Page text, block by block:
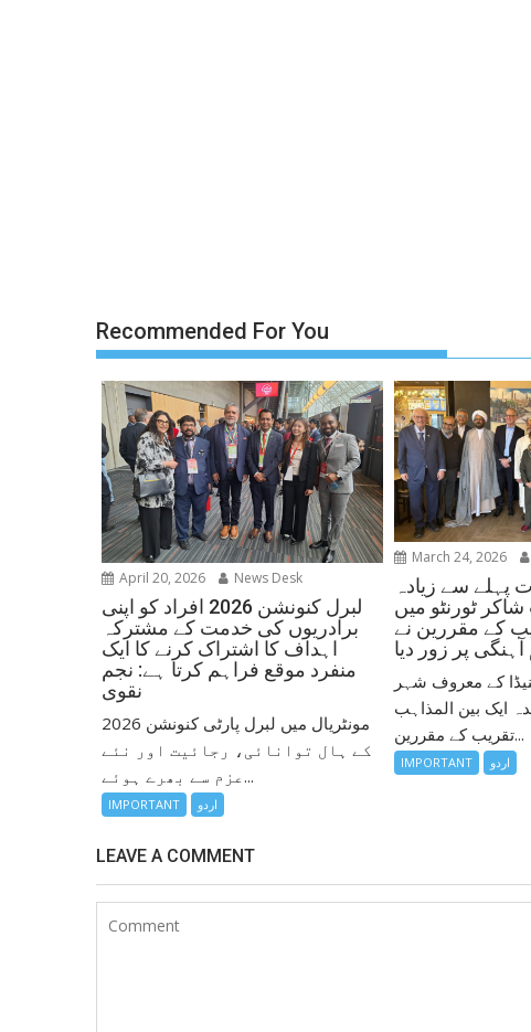
Recommended For You
April 20, 2026 News Desk
لبرل کنونشن 2026 افراد کو اپنی
برادریوں کی خدمت کے مشترکہ
اہداف کا اشتراک کرنے کا ایک
منفرد موقع فراہم کرتا ہے: نجم
نقوی
مونٹریال میں لبرل پارٹی کنونشن 2026
کے ہال توانائی، رجائیت اور نئے
عزم سے بھرے ہوئے...
IMPORTANT اردو
March 24, 2026
سے زیادہ
ٹورنٹو میں
کے مقررین نے
پر زور دیا
کے معروف شہر
ایک بین المذاہب
تقریب کے مقررین...
IMPORTANT اردو
LEAVE A COMMENT